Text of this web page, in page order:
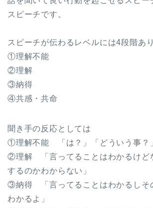
スピーチです。
スピーチが伝わるレベルには4段階あり
①理解不能
②理解
③納得
④共感・共命
聞き手の反応としては
①理解不能 「は？」「どういう事？
②理解 「言ってることはわかるけど
するのかわからない」
③納得 「言ってることはわかるしそ
わかるよ」